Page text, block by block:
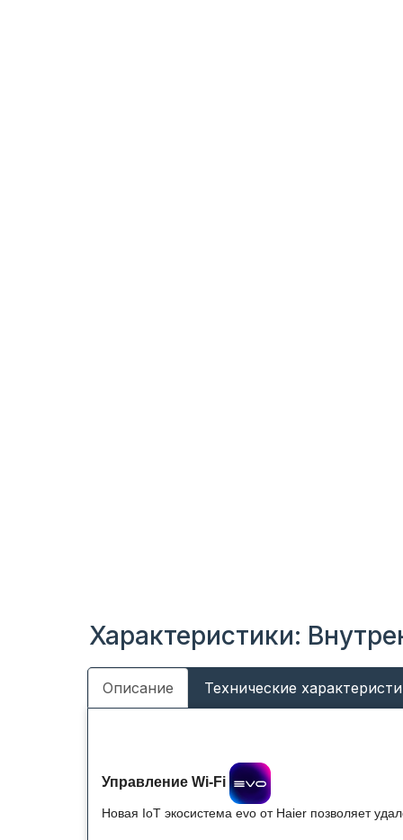
Характеристики:
Описание Технические
Управление Wi-Fi
Новая IoT экосистема evo от Haier позволяет